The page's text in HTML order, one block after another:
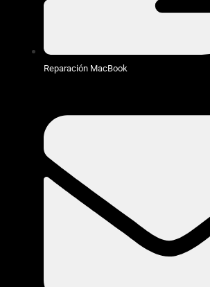
Reparación MacBook